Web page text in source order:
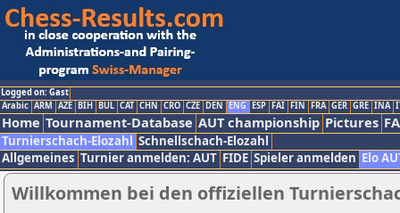
Logged on: Gast
Arabic ARM AZE BIH BUL CAT CHN CRO CZE DEN ENG ESP FAI FIN FRA GER GRE INA
Home Tournament-Database AUT championship Pictures
Turnierschach-Elozahl Schnellschach-Elozahl
Allgemeines Turnier anmelden: AUT FIDE Spieler anmelden Elo
Willkommen bei den offiziellen